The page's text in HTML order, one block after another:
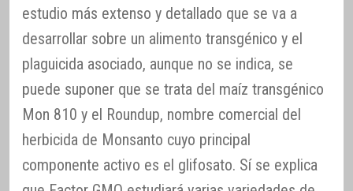
estudio más extenso y detallado que se va a
desarrollar sobre un alimento transgénico y el
plaguicida asociado, aunque no se indica, se
puede suponer que se trata del maíz transgénico
Mon 810 y el Roundup, nombre comercial del
herbicida de Monsanto cuyo principal
componente activo es el glifosato. Sí se explica